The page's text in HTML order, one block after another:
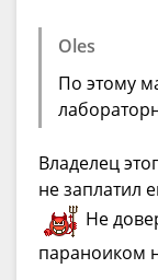
Oles
По этому
Владелец
не заплатил
Не
параноиком